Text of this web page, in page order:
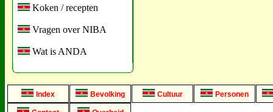
Koken / recepten
Vragen over NIBA
Wat is ANDA
Index Bevolking Cultuur Personen